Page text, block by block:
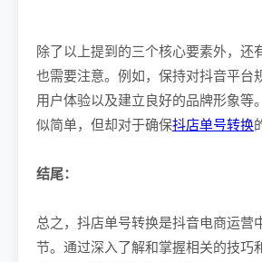
除了以上提到的三个核心要素外，还
也需要注意。例如，保持对抖音平台
用户体验以及建立良好的品牌形象等
似简单，但却对于确保抖店单号转换
结尾：
总之，抖店单号转换是抖音电商运营
节。通过深入了解和掌握相关的技巧